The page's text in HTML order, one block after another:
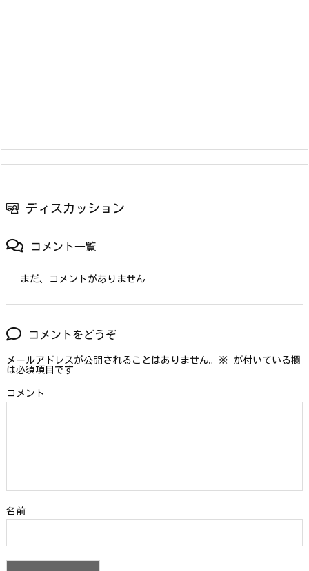
ディスカッション
コメント一覧
まだ、コメントがありません
コメントをどうぞ
メールアドレスが公開されることはありません。 ※ が付いている欄
は必須項目です
コメント
名前